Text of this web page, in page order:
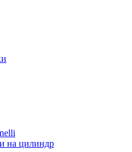
на цилиндр